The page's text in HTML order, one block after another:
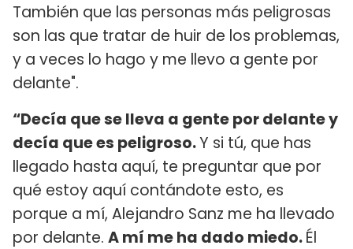
También que las personas más peligrosas
son las que tratar de huir de los problemas,
y a veces lo hago y me llevo a gente por
delante".
“Decía que se lleva a gente por delante y
decía que es peligroso.Y si tú, que has
llegado hasta aquí, te preguntar que por
qué estoy aquí contándote esto, es
porque a mí, Alejandro Sanz me ha llevado
por delante. A mí me ha dado miedo.Él